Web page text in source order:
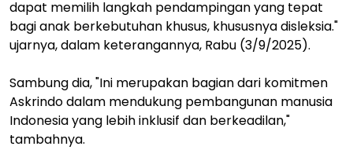
dapat memilih langkah pendampingan yang tepat
bagi anak berkebutuhan khusus, khususnya disleksia."
ujarnya, dalam keterangannya, Rabu (3/9/2025).
Sambung dia, "Ini merupakan bagian dari komitmen
Askrindo dalam mendukung pembangunan manusia
Indonesia yang lebih inklusif dan berkeadilan,"
tambahnya.